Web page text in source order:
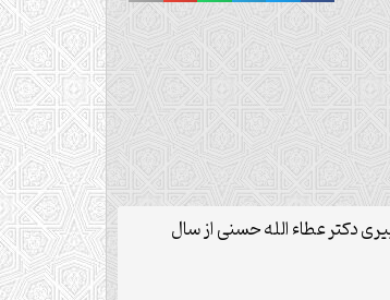
دکتر عطاء الله حسنی از سال